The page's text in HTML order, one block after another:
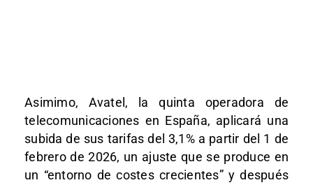
Asimimo, Avatel, la quinta operadora de
telecomunicaciones en España, aplicará una
subida de sus tarifas del 3,1% a partir del 1 de
febrero de 2026, un ajuste que se produce en
un “entorno de costes crecientes” y después